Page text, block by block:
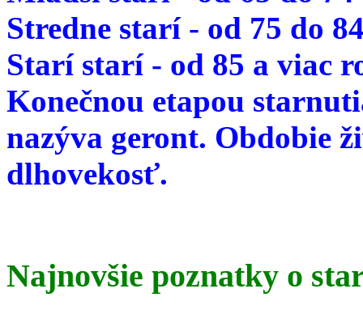
Stredne starí - od 75 do
Starí starí - od 85 a viac
Konečnou etapou
nazýva geront. Obdobie
dlhovekosť.
Najnovšie poznatky o